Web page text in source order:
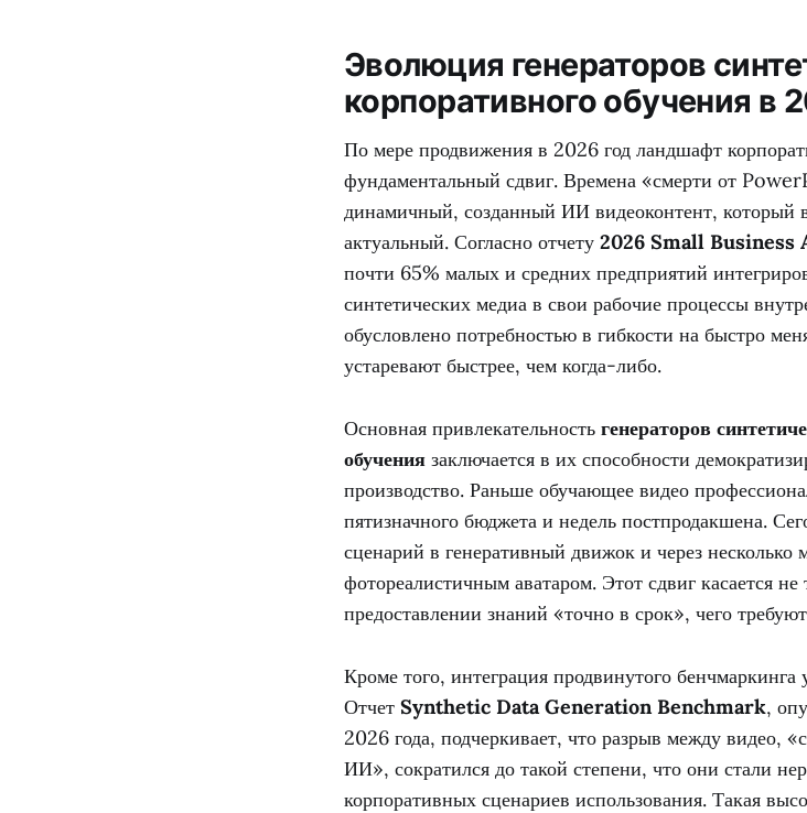
Эволюция генераторов
корпоративного обучения в
По мере продвижения в 2026 год ландшафт
фундаментальный сдвиг. Времена «смерти от
динамичный, созданный ИИ видеоконтент, который
актуальный. Согласно отчету 2026 Small Business
почти 65% малых и средних предприятий
синтетических медиа в свои рабочие процессы
обусловлено потребностью в гибкости на быстро
устаревают быстрее, чем когда-либо.
Основная привлекательность генераторов
обучения заключается в их способности
производство. Раньше обучающее видео
пятизначного бюджета и недель постпродакшена.
сценарий в генеративный движок и через несколько
фотореалистичным аватаром. Этот сдвиг касается
предоставлении знаний «точно в срок», чего
Кроме того, интеграция продвинутого бенчмаркинга
Отчет Synthetic Data Generation Benchmark,
2026 года, подчеркивает, что разрыв между видео,
ИИ», сократился до такой степени, что они стали
корпоративных сценариев использования. Такая